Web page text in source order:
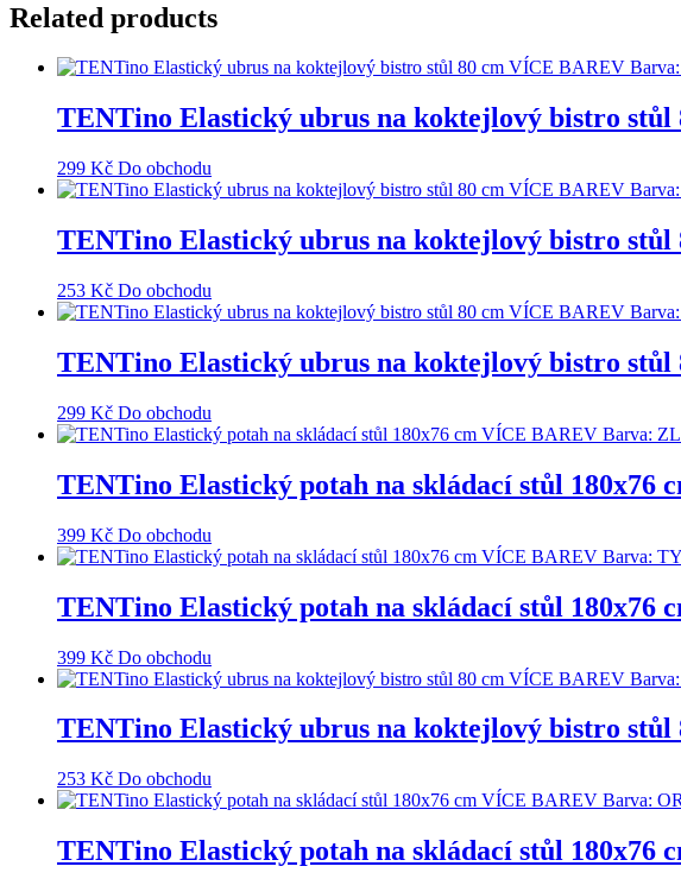
Related products
TENTino Elastický ubrus na koktejlový bistro
299 Kč Do obchodu
TENTino Elastický ubrus na koktejlový bistro
253 Kč Do obchodu
TENTino Elastický ubrus na koktejlový bistro
299 Kč Do obchodu
TENTino Elastický potah na skládací stůl
399 Kč Do obchodu
TENTino Elastický potah na skládací stůl
399 Kč Do obchodu
TENTino Elastický ubrus na koktejlový bistro
253 Kč Do obchodu
TENTino Elastický potah na skládací stůl